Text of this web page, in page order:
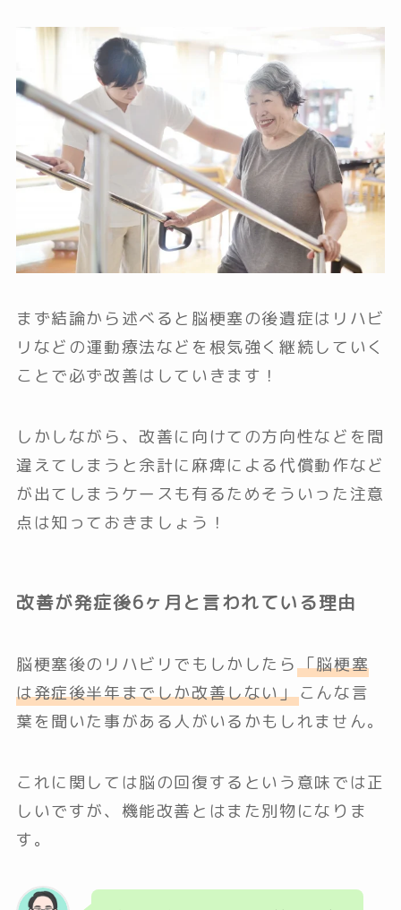
まず結論から述べると脳梗塞の後遺症はリハビ
リなどの運動療法などを根気強く継続していく
ことで必ず改善はしていきます！
しかしながら、改善に向けての方向性などを間
違えてしまうと余計に麻痺による代償動作など
が出てしまうケースも有るためそういった注意
点は知っておきましょう！
改善が発症後6ヶ月と言われている理由
脳梗塞後のリハビリでもしかしたら 「脳梗塞
は発症後半年までしか改善しない」こんな言
葉を聞いた事がある人がいるかもしれません。
これに関しては脳の回復するという意味では正
しいですが、機能改善とはまた別物になりま
す。